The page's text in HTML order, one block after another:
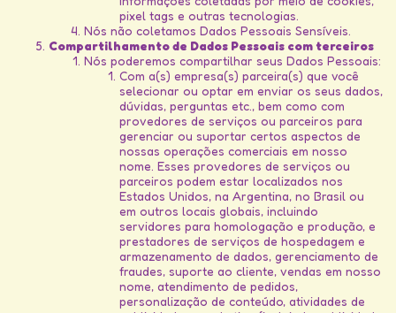
pixel tags e outras tecnologias.
Nós não coletamos Dados Pessoais Sensíveis.
Compartilhamento de Dados Pessoais com terceiros
Nós poderemos compartilhar seus Dados Pessoais:
Com a(s) empresa(s) parceira(s) que você
selecionar ou optar em enviar os seus dados,
dúvidas, perguntas etc., bem como com
provedores de serviços ou parceiros para
gerenciar ou suportar certos aspectos de
nossas operações comerciais em nosso
nome. Esses provedores de serviços ou
parceiros podem estar localizados nos
Estados Unidos, na Argentina, no Brasil ou
em outros locais globais, incluindo
servidores para homologação e produção, e
prestadores de serviços de hospedagem e
armazenamento de dados, gerenciamento de
fraudes, suporte ao cliente, vendas em nosso
nome, atendimento de pedidos,
personalização de conteúdo, atividades de